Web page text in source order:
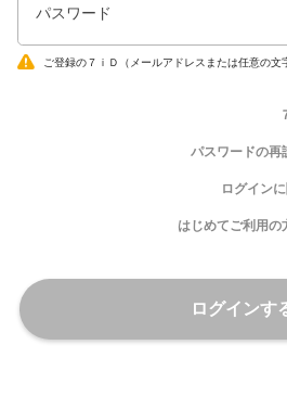
パスワード
ご登録の７ｉＤ（メールアドレスまたは任意の文
パスワードの再
ログイン
はじめてご利用の
ログインす